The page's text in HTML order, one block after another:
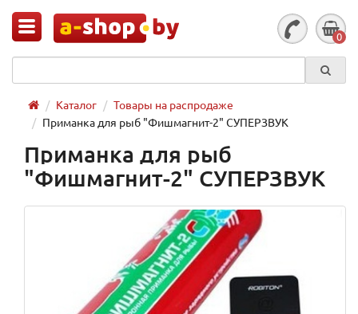
0
Каталог
Товары на распродаже
Приманка для рыб "Фишмагнит-2" СУПЕРЗВУК
Приманка для рыб
"Фишмагнит-2" СУПЕРЗВУК